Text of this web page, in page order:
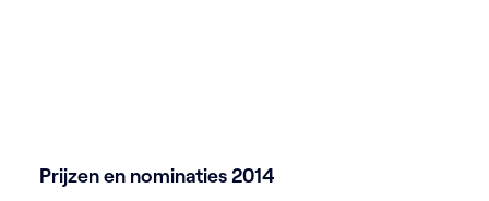
Prijzen en nominaties 2014